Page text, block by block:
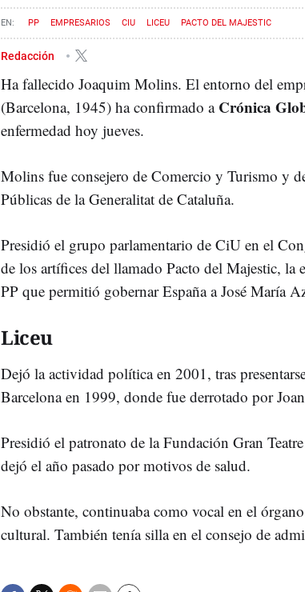
PP EMPRESARIOS CIU LICEU PACTO DEL MAJESTIC
Redacción
Ha fallecido Joaquim Molins. El entorno del
(Barcelona, 1945) ha confirmado a Crónica
enfermedad hoy jueves.
Molins fue consejero de Comercio y Turismo y
Públicas de la Generalitat de Cataluña.
Presidió el grupo parlamentario de CiU en el
de los artífices del llamado Pacto del Majestic, la
PP que permitió gobernar España a José María
Liceu
Dejó la actividad política en 2001, tras
Barcelona en 1999, donde fue derrotado por
Presidió el patronato de la Fundación Gran
dejó el año pasado por motivos de salud.
No obstante, continuaba como vocal en el
cultural. También tenía silla en el consejo de